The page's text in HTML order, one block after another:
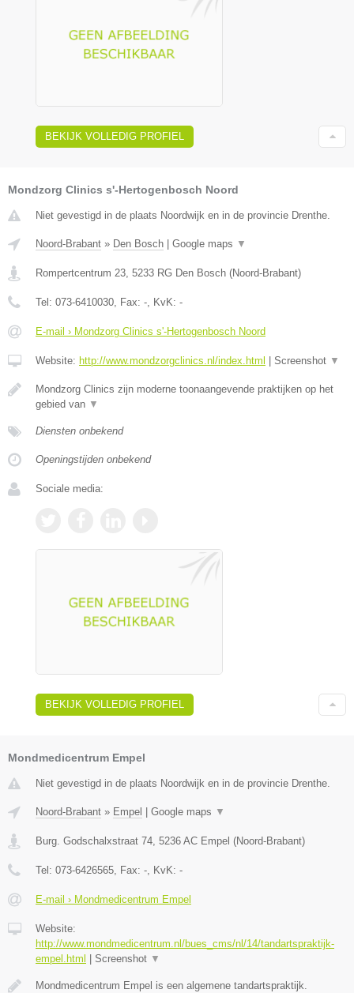
BEKIJK VOLLEDIG PROFIEL
Mondzorg Clinics s'-Hertogenbosch Noord
Niet gevestigd in de plaats Noordwijk en in de provincie Drenthe.
Noord-Brabant » Den Bosch Google maps ▼
Rompertcentrum 23, 5233 RG Den Bosch (Noord-Brabant)
Tel: 073-6410030, Fax: -, KvK: -
E-mail › Mondzorg Clinics s'-Hertogenbosch Noord
Website: http://www.mondzorgclinics.nl/index.html Screenshot ▼
Mondzorg Clinics zijn moderne toonaangevende praktijken op het
gebied van ▼
Diensten onbekend
Openingstijden onbekend
Sociale media:
BEKIJK VOLLEDIG PROFIEL
Mondmedicentrum Empel
Niet gevestigd in de plaats Noordwijk en in de provincie Drenthe.
Noord-Brabant » Empel Google maps ▼
Burg. Godschalxstraat 74 5236 AC Empel (Noord-Brabant)
Tel: 073-6426565 , Fax: - , KvK: -
E-mail › Mondmedicentrum Empel
Website:
http://www.mondmedicentrum.nl/bues_cms/nl/14/tandartspraktijk-
empel.html
Screenshot ▼
Mondmedicentrum Empel is een algemene tandartspraktijk.